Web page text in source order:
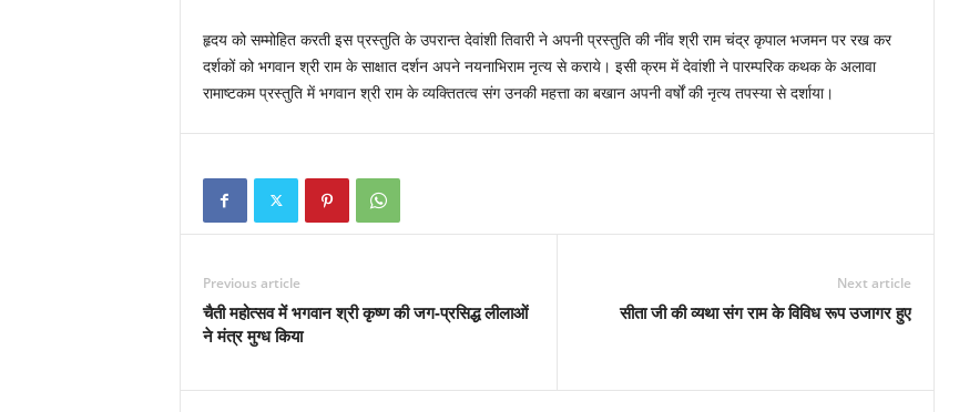
हृदय को सम्मोहित करती इस प्रस्तुति के उपरान्त देवांशी तिवारी ने अपनी प्रस्तुति की नींव श्री राम चंद्र कृपाल भजमन पर रख कर
दर्शकों को भगवान श्री राम के साक्षात दर्शन अपने नयनाभिराम नृत्य से कराये। इसी क्रम में देवांशी ने पारम्परिक कथक के अलावा
रामाष्टकम प्रस्तुति में भगवान श्री राम के व्यक्तितत्व संग उनकी महत्ता का बखान अपनी वर्षों की नृत्य तपस्या से दर्शाया।
Previous article
चैती महोत्सव में भगवान श्री कृष्ण की जग-प्रसिद्ध लीलाओं
ने मंत्र मुग्ध किया
Next article
सीता जी की व्यथा संग राम के विविध रूप उजागर हुए